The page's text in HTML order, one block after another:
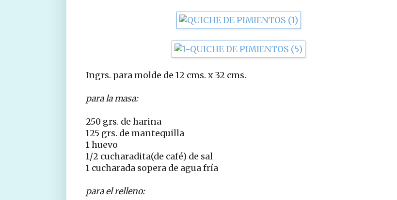
Ingrs. para molde de 12 cms. x 32 cms.
para la masa:
250 grs. de harina
125 grs. de mantequilla
1 huevo
1/2 cucharadita(de café) de sal
1 cucharada sopera de agua fría
para el relleno: